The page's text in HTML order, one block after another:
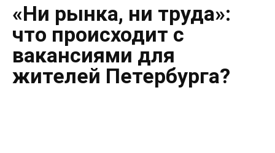
«Ни рынка, ни труда»:
что происходит с
вакансиями для
жителей Петербурга?